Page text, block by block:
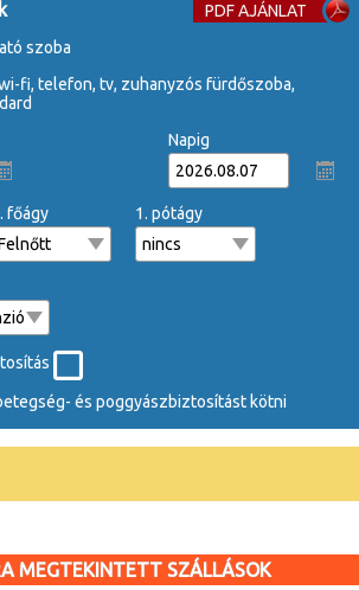
PDF AJÁNLAT
szoba
fi, telefon, tv, zuhanyzós fürdőszoba,
Napig
főágy 1. pótágy
és poggyászbiztosítást kötni
MEGTEKINTETT SZÁLLÁSOK